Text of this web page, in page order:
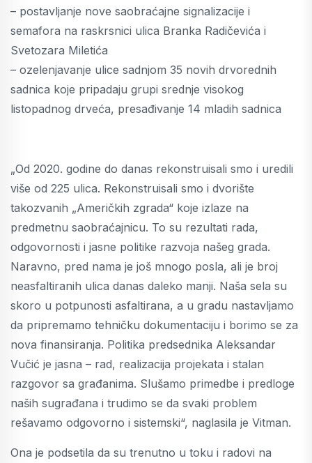
– postavljanje nove saobraćajne signalizacije i
semafora na raskrsnici ulica Branka Radičevića i
Svetozara Miletića
– ozelenjavanje ulice sadnjom 35 novih drvorednih
sadnica koje pripadaju grupi srednje visokog
listopadnog drveća, presađivanje 14 mladih sadnica
„Od 2020. godine do danas rekonstruisali smo i uredili
više od 225 ulica. Rekonstruisali smo i dvorište
takozvanih „Američkih zgrada“ koje izlaze na
predmetnu saobraćajnicu. To su rezultati rada,
odgovornosti i jasne politike razvoja našeg grada.
Naravno, pred nama je još mnogo posla, ali je broj
neasfaltiranih ulica danas daleko manji. Naša sela su
skoro u potpunosti asfaltirana, a u gradu nastavljamo
da pripremamo tehničku dokumentaciju i borimo se za
nova finansiranja. Politika predsednika Aleksandar
Vučić je jasna – rad, realizacija projekata i stalan
razgovor sa građanima. Slušamo primedbe i predloge
naših sugrađana i trudimo se da svaki problem
rešavamo odgovorno i sistemski“, naglasila je Vitman.
Ona je podsetila da su trenutno u toku i radovi na